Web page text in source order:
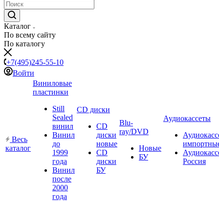
Каталог
По всему сайту
По каталогу
+7(495)245-55-10
Войти
Весь
каталог
Виниловые
пластинки
Still
Sealed
винил
Винил
до
1999
года
Винил
после
2000
года
CD диски
CD
диски
новые
CD
диски
БУ
Blu-
ray/DVD
Новые
БУ
Аудиокассеты
Россия